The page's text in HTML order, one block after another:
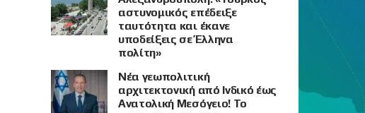
αστυνομικός επέδειξε
ταυτότητα και έκανε
υποδείξεις σε Έλληνα
πολίτη»
Νέα γεωπολιτική
αρχιτεκτονική από Ινδικό έως
Ανατολική Μεσόγειο! Το